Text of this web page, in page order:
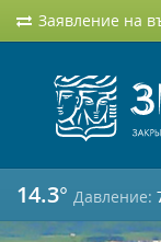
Заявление на
14.3° Давление: